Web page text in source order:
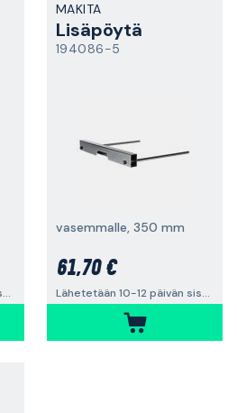
Lähetetään 10-12 päivän sisällä
MAKITA
Lisäpöytä
194086-5
vasemmalle, 350 mm
61,70 €
Lähetetään 10-12 päivän sisällä